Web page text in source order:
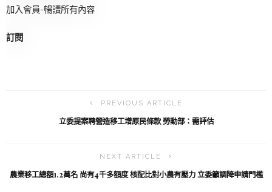
加入會員-暢讀所有內容
訂閱
PREVIOUS ARTICLE
立委提案聘營造移工增原民條款 勞動部：需評估
NEXT ARTICLE
農業移工總額1.2萬名 尚有4千多額度 核配比對小農有壓力 立委籲調降申請門檻